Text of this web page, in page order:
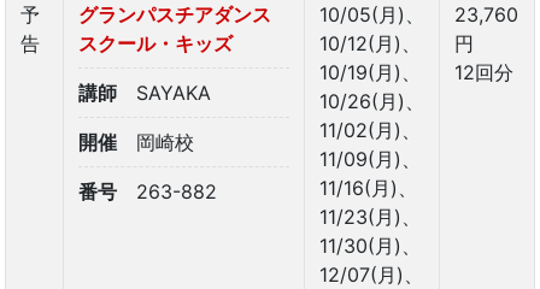
予
告
グランパスチアダンス
スクール・キッズ
講師 SAYAKA
開催 岡崎校
番号 263-882
10/05(月)、
10/12(月)、
10/19(月)、
10/26(月)、
11/02(月)、
11/09(月)、
11/16(月)、
11/23(月)、
11/30(月)、
12/07(月)、
23,760
円
12回分